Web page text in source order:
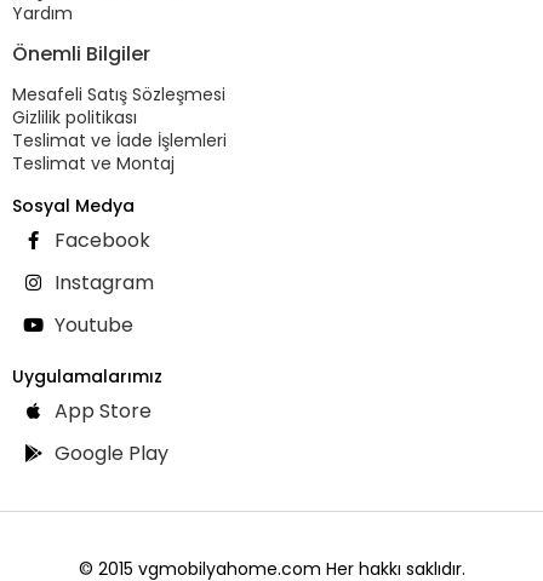
Yardım
Önemli Bilgiler
Mesafeli Satış Sözleşmesi
Gizlilik politikası
Teslimat ve İade İşlemleri
Teslimat ve Montaj
Sosyal Medya
Facebook
Instagram
Youtube
Uygulamalarımız
App Store
Google Play
© 2015 vgmobilyahome.com Her hakkı saklıdır.